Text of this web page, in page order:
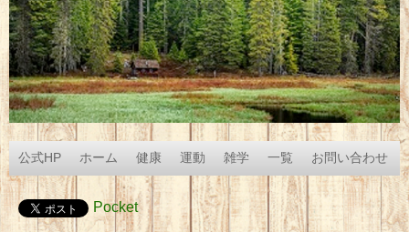
公式HP ホーム 健康 運動 雑学 一覧 お問い合わせ
Pocket